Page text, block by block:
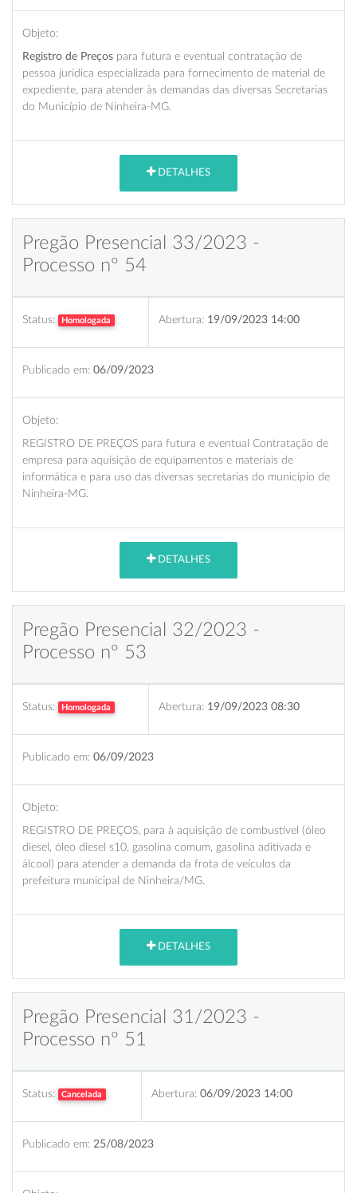
Objeto:
Registro de Preços para futura e eventual contratação de
pessoa jurídica especializada para fornecimento de material de
expediente, para atender às demandas das diversas Secretarias
do Município de Ninheira-MG.
DETALHES
Pregão Presencial 33/2023 -
Processo nº 54
Status: Homologada Abertura: 19/09/2023 14:00
Publicado em: 06/09/2023
Objeto:
REGISTRO DE PREÇOS para futura e eventual Contratação de
empresa para aquisição de equipamentos e materiais de
informática e para uso das diversas secretarias do município de
Ninheira-MG.
DETALHES
Pregão Presencial 32/2023 -
Processo nº 53
Status: Homologada Abertura: 19/09/2023 08:30
Publicado em: 06/09/2023
Objeto:
REGISTRO DE PREÇOS, para à aquisição de combustível (óleo
diesel, óleo diesel s10, gasolina comum, gasolina aditivada e
álcool) para atender a demanda da frota de veículos da
prefeitura municipal de Ninheira/MG.
DETALHES
Pregão Presencial 31/2023 -
Processo nº 51
Status: Cancelada Abertura: 06/09/2023 14:00
Publicado em: 25/08/2023